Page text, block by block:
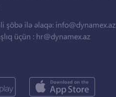
şöbə ilə əlaqə: info@dynamex.az
üçün : hr@dynamex.az